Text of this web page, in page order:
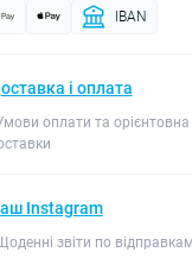
IBAN
і оплата
оплати та орієнтовна
Instagram
звіти по